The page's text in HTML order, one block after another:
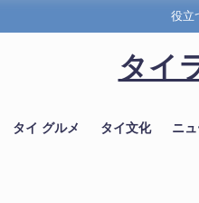
役立
タイ
タイ グルメ タイ文化 ニ